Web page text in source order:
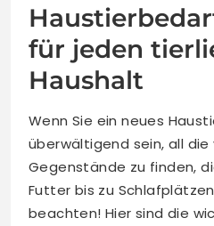
für jeden
Haushalt
Wenn Sie ein neues
überwältigend sein, all
Gegenstände zu finden,
Futter bis zu
beachten! Hier sind die